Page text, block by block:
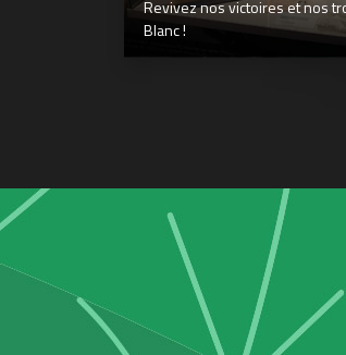
Revivez nos victoires et nos
Blanc !